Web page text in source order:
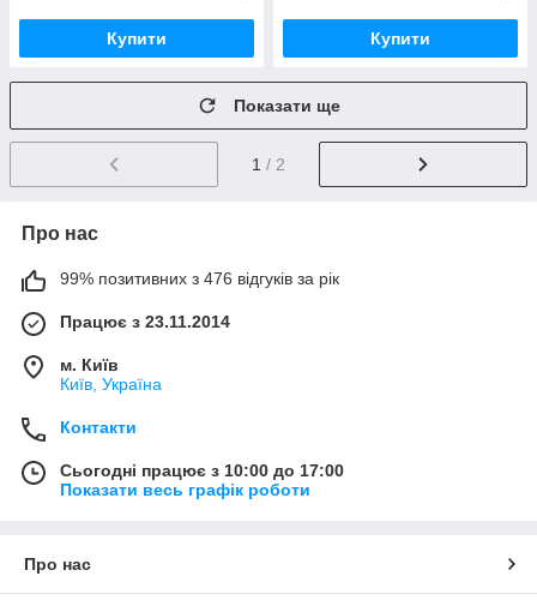
Купити Купити
Показати ще
1 / 2
Про нас
99% позитивних з 476 відгуків за рік
Працює з 23.11.2014
м. Київ
Київ, Україна
Контакти
Сьогодні працює з 10:00 до 17:00
Показати весь графік роботи
Про нас